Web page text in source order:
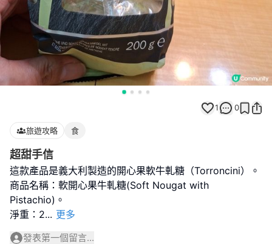
1 0
旅遊攻略 食
超甜手信
這款產品是義大利製造的開心果軟牛軋糖（Torroncini）。
商品名稱：軟開心果牛軋糖(Soft Nougat with
Pistachio)。
淨重：2... 更多
發表第一個留言...